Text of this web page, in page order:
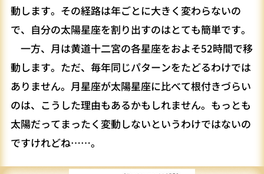
動します。その経路は年ごとに大きく変わらないの
で、自分の太陽星座を割り出すのはとても簡単です。
一方、月は黄道十二宮の各星座をおよそ52時間で移
動します。ただ、毎年同じパターンをたどるわけでは
ありません。月星座が太陽星座に比べて根付きづらい
のは、こうした理由もあるかもしれません。もっとも
太陽だってまったく変動しないというわけではないの
ですけれどね……。